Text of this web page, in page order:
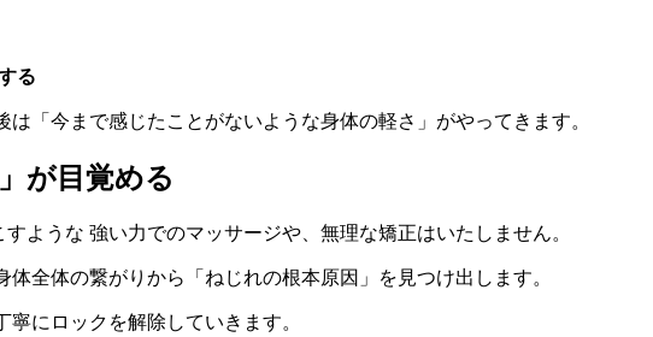
る
「今まで感じたことがないような身体の軽さ」がやってきます。
が目覚める
ような 強い力でのマッサージや、無理な矯正はいたしません。
体全体の繋がりから「ねじれの根本原因」を見つけ出します。
寧にロックを解除していきます。